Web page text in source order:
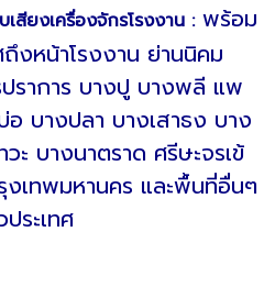
สียงเครื่องจักรโรงงาน :พร้อม
ถึงหน้าโรงงาน ย่านนิคม
ราการ บางปู บางพลี แพ
บางปลา บางเสาธง บาง
ะ บางนาตราด ศรีษะจรเข้
งเทพมหานคร และพื้นที่อื่นๆ
ประเทศ